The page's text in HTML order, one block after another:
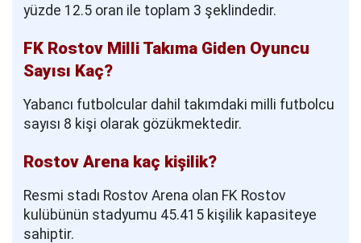
yüzde 12.5 oran ile toplam 3 şeklindedir.
FK Rostov Milli Takıma Giden Oyuncu
Sayısı Kaç?
Yabancı futbolcular dahil takımdaki milli futbolcu
sayısı 8 kişi olarak gözükmektedir.
Rostov Arena kaç kişilik?
Resmi stadı Rostov Arena olan FK Rostov
kulübünün stadyumu 45.415 kişilik kapasiteye
sahiptir.